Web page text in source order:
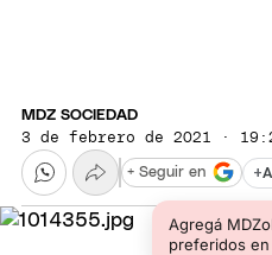
MDZ SOCIEDAD
3 de febrero de 2021 ·
+
Agregá
preferidos en
+ Seguir en